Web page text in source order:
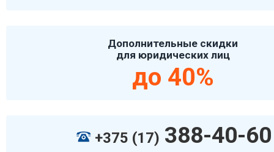
Дополнительные скидки
для юридических лиц
до 40%
+375 (17) 388-40-60